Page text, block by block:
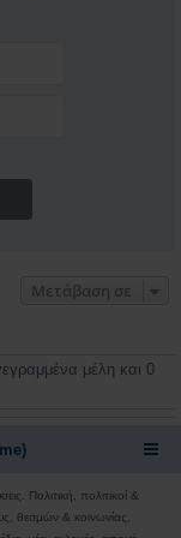
Μετάβαση σε
μέλη και 0
Πολιτική, πολιτικοί &
θεσμών & κοινωνίας,